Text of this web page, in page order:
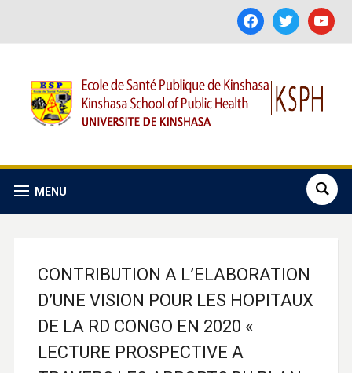
facebooktwitter youtube
MENU
CONTRIBUTION A L’ELABORATION
D’UNE VISION POUR LES HOPITAUX
DE LA RD CONGO EN 2020 «
LECTURE PROSPECTIVE A